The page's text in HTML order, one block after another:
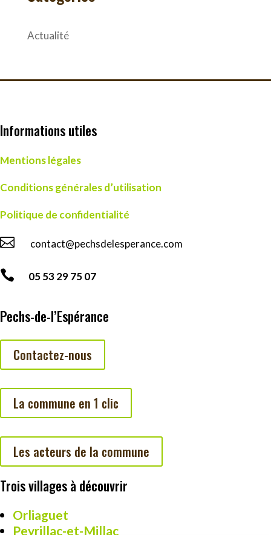
Actualité
Informations utiles
Mentions légales
Conditions générales d’utilisation
Politique de confidentialité
 contact@pechsdelesperance.com
 05 53 29 75 07
Pechs-de-l’Espérance
Contactez-nous
La commune en 1 clic
Les acteurs de la commune
Trois villages à découvrir
Orliaguet
Peyrillac-et-Millac